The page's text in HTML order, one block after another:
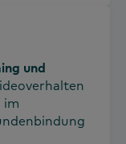
und
im